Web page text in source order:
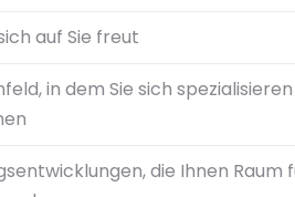
auf Sie freut
in dem Sie sich
die Ihnen Raum